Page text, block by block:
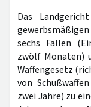
Das
sechs Fällen
zwölf Monaten)
Waffengesetz
von
zwei Jahre) zu